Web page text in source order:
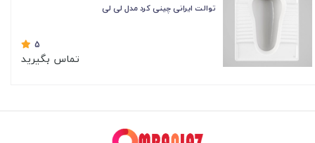
توالت ایرانی چینی کرد مدل لی لی
5
تماس بگیرید